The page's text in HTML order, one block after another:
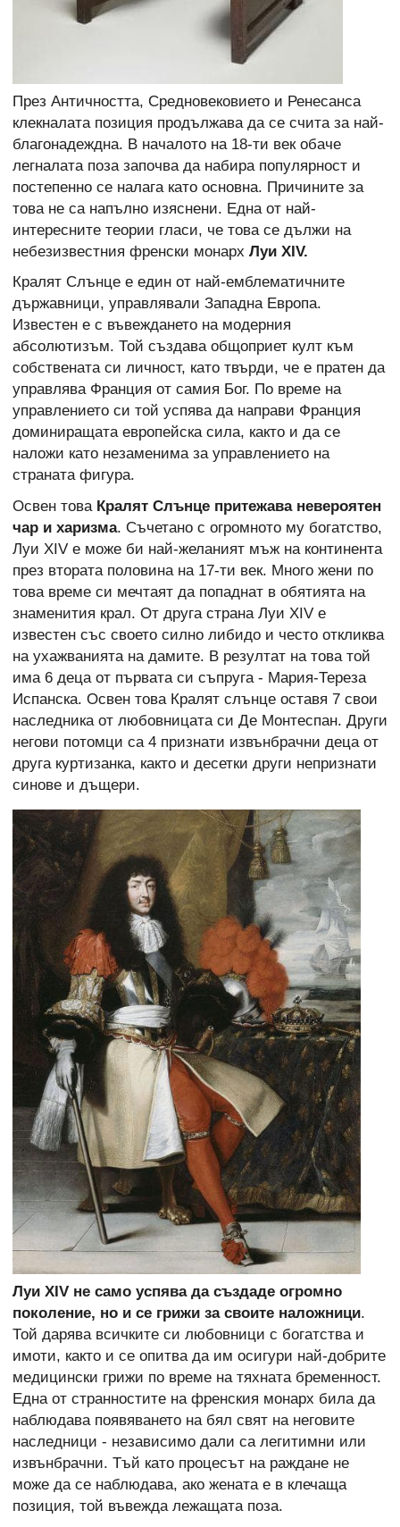
През Античността, Средновековието и Ренесанса
клекналата позиция продължава да се счита за най-
благонадеждна. В началото на 18-ти век обаче
легналата поза започва да набира популярност и
постепенно се налага като основна. Причините за
това не са напълно изяснени. Една от най-
интересните теории гласи, че това се дължи на
небезизвестния френски монарх Луи XIV.
Кралят Слънце е един от най-емблематичните
държавници, управлявали Западна Европа.
Известен е с въвеждането на модерния
абсолютизъм. Той създава общоприет култ към
собствената си личност, като твърди, че е пратен да
управлява Франция от самия Бог. По време на
управлението си той успява да направи Франция
доминиращата европейска сила, както и да се
наложи като незаменима за управлението на
страната фигура.
Освен това Кралят Слънце притежава невероятен
чар и харизма. Съчетано с огромното му богатство,
Луи XIV e може би най-желаният мъж на континента
през втората половина на 17-ти век. Много жени по
това време си мечтаят да попаднат в обятията на
знаменития крал. От друга страна Луи XIV е
известен със своето силно либидо и често откликва
на ухажванията на дамите. В резултат на това той
има 6 деца от първата си съпруга - Мария-Тереза
Испанска. Освен това Кралят слънце оставя 7 свои
наследника от любовницата си Де Монтеспан. Други
негови потомци са 4 признати извънбрачни деца от
друга куртизанка, както и десетки други непризнати
синове и дъщери.
Луи XIV не само успява да създаде огромно
поколение, но и се грижи за своите наложници.
Той дарява всичките си любовници с богатства и
имоти, както и се опитва да им осигури най-добрите
медицински грижи по време на тяхната бременност.
Една от странностите на френския монарх била да
наблюдава появяването на бял свят на неговите
наследници - независимо дали са легитимни или
извънбрачни. Тъй като процесът на раждане не
може да се наблюдава, ако жената е в клечаща
позиция, той въвежда лежащата поза.